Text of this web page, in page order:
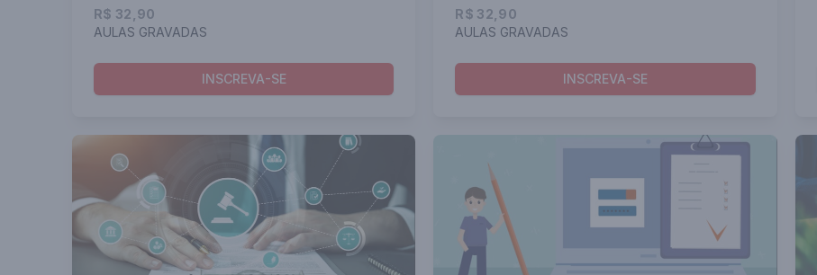
R$ 32,90
AULAS GRAVADAS
INSCREVA-SE
R$ 32,90
AULAS GRAVADAS
INSCREVA-SE